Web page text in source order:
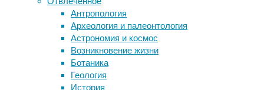
Антропология
Археология и палеонтология
Астрономия и космос
Возникновение жизни
Ботаника
Геология
История
засады.
Ко
вторым
относятся
флейторылы
—
рыбы
Метки
ДНК бактерии биология
биотехнология вирусы
генетика дети
здоровье